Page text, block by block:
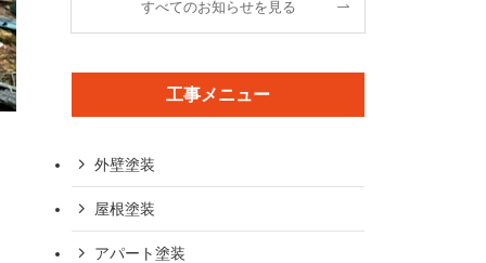
すべてのお知らせを見る
工事メニュー
外壁塗装
屋根塗装
アパート塗装